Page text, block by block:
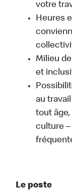
votre
Heures
Milieu
et
au
tout
culture
Le poste